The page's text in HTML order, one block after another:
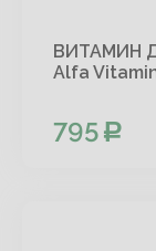
ВИТАМИН
Alfa
795